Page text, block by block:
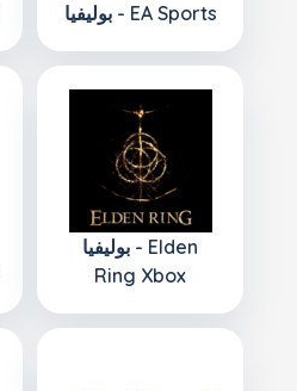
بوليفيا - EA Sports
بوليفيا - Elden
Ring Xbox